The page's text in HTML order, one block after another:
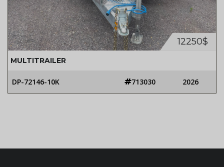
12250$
MULTITRAILER
DP-72146-10K 713030 2026